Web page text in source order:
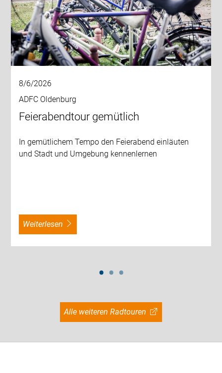
8/6/2026
ADFC Oldenburg
Feierabendtour gemütlich
In gemütlichem Tempo den Feierabend einläuten
und Stadt und Umgebung kennenlernen
weiterlesen
Alle weiteren Radtouren